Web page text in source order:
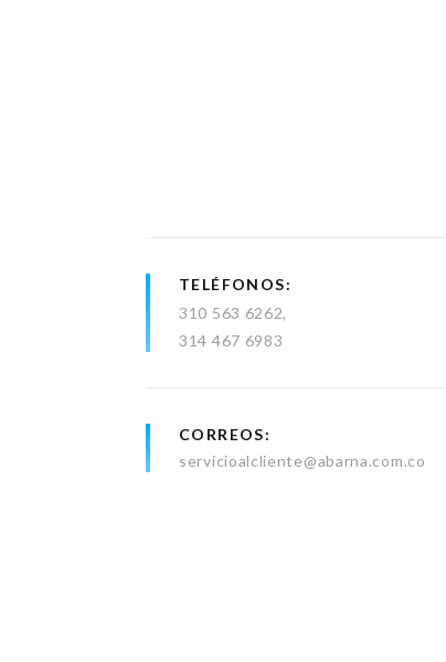
TELÉFONOS
310 563 6262
314 467 6983
CORREOS
servicioalcliente@abarna.com.co